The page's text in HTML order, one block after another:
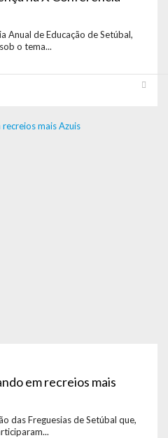
Anual de Educação de Setúbal,
o tema...
em recreios mais
das Freguesias de Setúbal que,